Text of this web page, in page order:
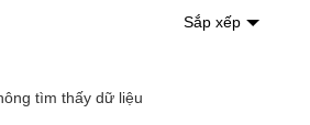
Sắp xếp
tìm thấy dữ liệu